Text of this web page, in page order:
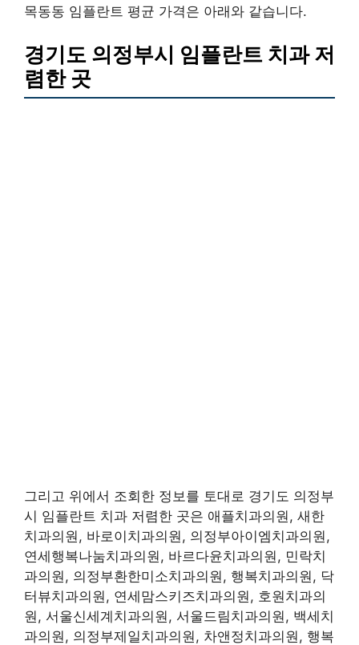
목동동 임플란트 평균 가격은 아래와 같습니다.
경기도 의정부시 임플란트 치과 저
렴한 곳
그리고 위에서 조회한 정보를 토대로 경기도 의정부
시 임플란트 치과 저렴한 곳은 애플치과의원, 새한
치과의원, 바로이치과의원, 의정부아이엠치과의원,
연세행복나눔치과의원, 바르다윤치과의원, 민락치
과의원, 의정부환한미소치과의원, 행복치과의원, 닥
터뷰치과의원, 연세맘스키즈치과의원, 호원치과의
원, 서울신세계치과의원, 서울드림치과의원, 백세치
과의원, 의정부제일치과의원, 차앤정치과의원, 행복